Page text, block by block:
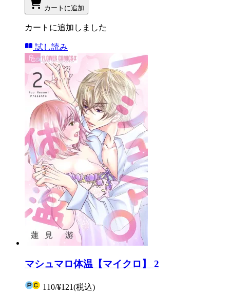
カートに追加
カートに追加しました
試し読み
マシュマロ体温【マイクロ】 2
110/¥121(税込)